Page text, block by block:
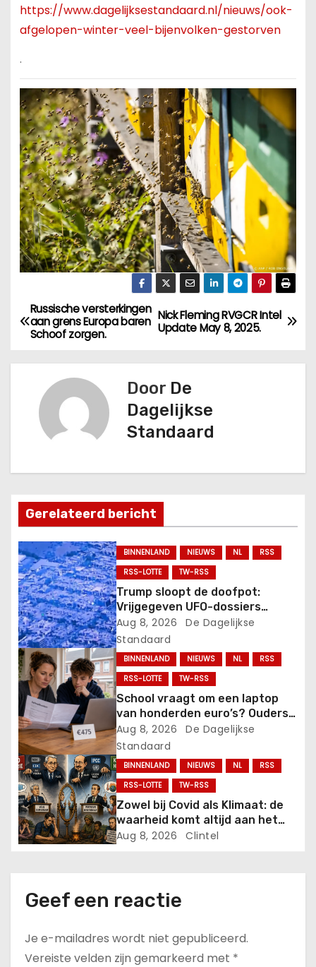
https://www.dagelijksestandaard.nl/nieuws/ook-
afgelopen-winter-veel-bijenvolken-gestorven
.
B
e
t
n
a
v
i
g
a
t
i
e
Nick Fleming RVGCR Intel
Update May 8, 2025.
Russische versterkingen
aan grens Europa baren
Schoof zorgen.
Door De
Dagelijkse
Standaard
Gerelateerd bericht
BINNENLAND NIEUWS NL
RSS
RSS-LOTTE
TW-RSS
Trump sloopt de doofpot:
Vrijgegeven UFO-dossiers
onthullen “dode ruimtewezen”
en mysterieuze verschijningen!.
Aug 8, 2026
De Dagelijkse
Standaard
BINNENLAND NIEUWS NL
RSS
RSS-LOTTE
TW-RSS
School vraagt om een laptop
van honderden euro’s? Ouders
hoeven die niet verplicht te
betalen.
Aug 8, 2026
De Dagelijkse
Standaard
BINNENLAND NIEUWS NL
RSS
RSS-LOTTE
TW-RSS
Zowel bij Covid als Klimaat: de
waarheid komt altijd aan het
licht
Aug 8, 2026 Clintel
Geef een reactie
Je e-mailadres wordt niet gepubliceerd.
Vereiste velden zijn gemarkeerd met *